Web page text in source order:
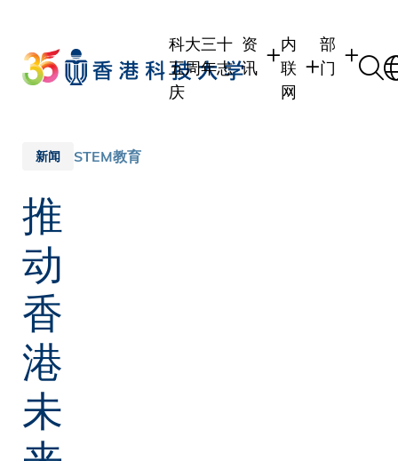
main
content
科大三十
五周年志
庆
资
讯
内
联
网
部
门
新闻 STEM教育
推
动
香
港
未